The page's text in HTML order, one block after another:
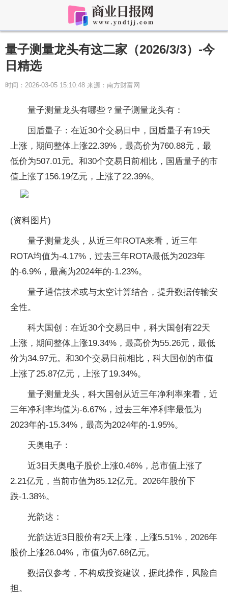
量子测量龙头有这二家（2026/3/3）-今
日精选
时间：2026-03-05 15:10:48 来源：南方财富网
量子测量龙头有哪些？量子测量龙头有：
国盾量子：在近30个交易日中，国盾量子有19天
上涨，期间整体上涨22.39%，最高价为760.88元，最
低价为507.01元。和30个交易日前相比，国盾量子的市
值上涨了156.19亿元，上涨了22.39%。
(资料图片)
量子测量龙头，从近三年ROTA来看，近三年
ROTA均值为-4.17%，过去三年ROTA最低为2023年
的-6.9%，最高为2024年的-1.23%。
量子通信技术或与太空计算结合，提升数据传输安
全性。
科大国创：在近30个交易日中，科大国创有22天
上涨，期间整体上涨19.34%，最高价为55.26元，最低
价为34.97元。和30个交易日前相比，科大国创的市值
上涨了25.87亿元，上涨了19.34%。
量子测量龙头，科大国创从近三年净利率来看，近
三年净利率均值为-6.67%，过去三年净利率最低为
2023年的-15.34%，最高为2024年的-1.95%。
天奥电子：
近3日天奥电子股价上涨0.46%，总市值上涨了
2.21亿元，当前市值为85.12亿元。2026年股价下
跌-1.38%。
光韵达：
光韵达近3日股价有2天上涨，上涨5.51%，2026年
股价上涨26.04%，市值为67.68亿元。
数据仅参考，不构成投资建议，据此操作，风险自
担。